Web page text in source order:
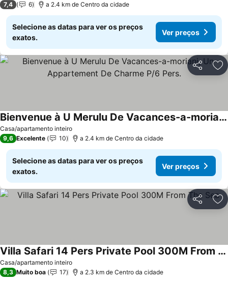
7,4 6 a 2.4 km de Centro da cidade
Selecione as datas para ver os preços
exatos.
Ver preços
Partilhar
Casa/apartamento inteiro
Bienvenue à U Merulu De Vacances-a-moriani, Un Appartement De Charme P/6 Pers.
9,6 Excelente 10 a 2.4 km de Centro da cidade
Selecione as datas para ver os preços
exatos.
Ver preços
Partilhar
Casa/apartamento inteiro
Villa Safari 14 Pers Private Pool 300M From The Sea
8,3 Muito boa 17 a 2.3 km de Centro da cidade